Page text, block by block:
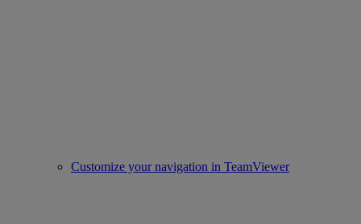
Customize your navigation in TeamViewer